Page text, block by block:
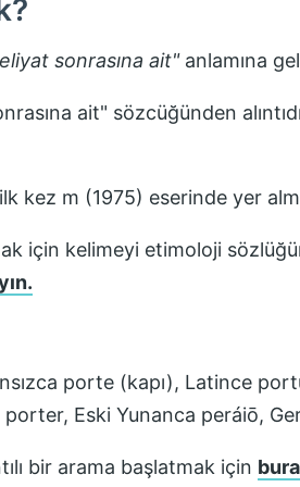
sonrasına ait"anlamına
ait" sözcüğünden
kez m (1975) eserinde yer
için kelimeyi etimoloji
porte (kapı), Latince
Eski Yunanca peráiō,
bir arama başlatmak için